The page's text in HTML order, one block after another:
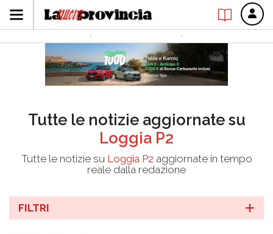
Tutte le notizie aggiornate su
Loggia P2
Tutte le notizie su Loggia P2 aggiornate in tempo
reale dalla redazione
FILTRI